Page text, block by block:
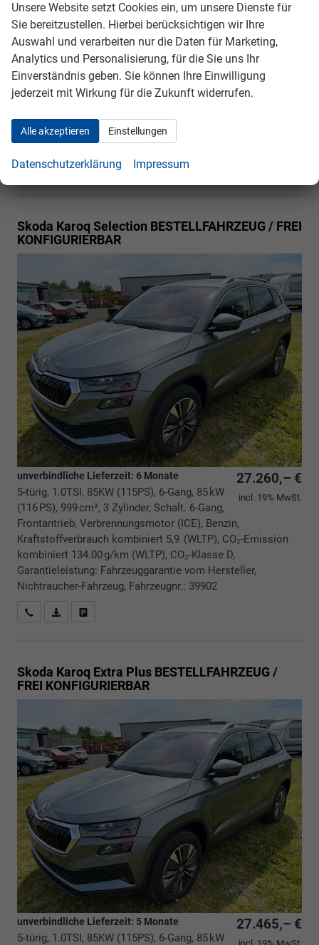
27.250,– €
unverbindliche Lieferzeit:6 Monate
5-türig, 1.0TSI, 85KW (115PS), 6-Gang, 85 kW
(116 PS), 999 cm³, 3 Zylinder, Schalt. 6-Gang,
Frontantrieb, Verbrennungsmotor (ICE), Benzin,
Kraftstoffverbrauch kombiniert 5,9 (WLTP), CO₂-Emission
Garantieleistung: Fahrzeuggarantie vom Hersteller,
Nichtraucher-Fahrzeug, Fahrzeugnr.: 39950
Rückrufbitte absenden
PDF-Datei, Fahrzeugexposé drucken
Drucken, parken oder vergleichen
Skoda Karoq Selection BESTELLFAHRZEUG / FREI
KONFIGURIERBAR
27.260,– €
incl. 19% MwSt.
unverbindliche Lieferzeit: 6 Monate
5-türig, 1.0TSI, 85KW (115PS), 6-Gang, 85 kW
(116 PS), 999 cm³, 3 Zylinder, Schalt. 6-Gang,
Frontantrieb, Verbrennungsmotor (ICE), Benzin,
Kraftstoffverbrauch kombiniert 5,9 (WLTP), CO₂-Emission
kombiniert 134.00 g/km (WLTP), CO₂-Klasse D,
Garantieleistung: Fahrzeuggarantie vom Hersteller,
Nichtraucher-Fahrzeug, Fahrzeugnr.: 39902
Rückrufbitte absenden
PDF-Datei, Fahrzeugexposé drucken
Skoda Karoq Extra Plus BESTELLFAHRZEUG /
FREI KONFIGURIERBAR
27.465,– €
unverbindliche Lieferzeit: 5 Monate
5-türig, 1.0TSI, 85KW (115PS), 6-Gang, 85 kW
Unsere Website setzt Cookies ein, um unsere Dienste für
Sie bereitzustellen. Hierbei berücksichtigen wir Ihre
Auswahl und verarbeiten nur die Daten für Marketing,
Analytics und Personalisierung, für die Sie uns Ihr
Einverständnis geben. Sie können Ihre Einwilligung
jederzeit mit Wirkung für die Zukunft widerrufen.
Alle akzeptieren Einstellungen
Datenschutzerklärung Impressum